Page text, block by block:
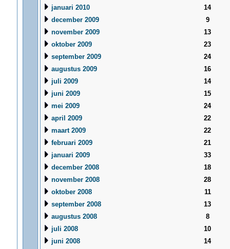
januari 2010
14
december 2009
9
november 2009
13
oktober 2009
23
september 2009
24
augustus 2009
16
juli 2009
14
juni 2009
15
mei 2009
24
april 2009
22
maart 2009
22
februari 2009
21
januari 2009
33
december 2008
18
november 2008
28
oktober 2008
11
september 2008
13
augustus 2008
8
juli 2008
10
juni 2008
14